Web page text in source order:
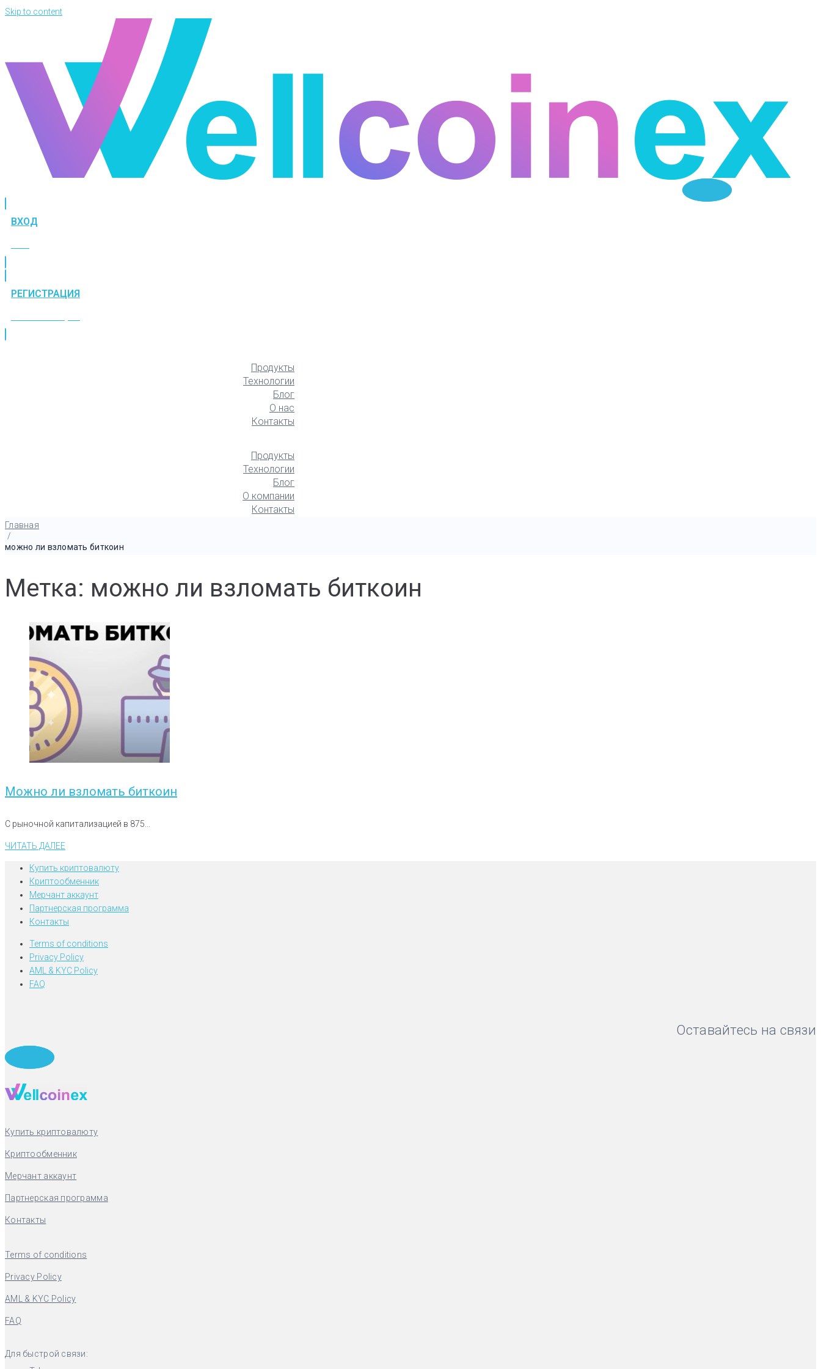
Skip to content
ВХОД
РЕГИСТРАЦИЯ
Продукты
Технологии
Блог
О нас
Контакты
Продукты
Технологии
Блог
О компании
Контакты
Главная
/
можно ли взломать биткоин
Метка: можно ли взломать биткоин
Можно ли взломать биткоин
С рыночной капитализацией в 875...
ЧИТАТЬ ДАЛЕЕ
Купить криптовалюту
Криптообменник
Мерчант аккаунт
Партнерская программа
Контакты
Terms of conditions
Privacy Policy
AML & KYC Policy
FAQ
Оставайтесь на связи
Купить криптовалюту
Криптообменник
Мерчант аккаунт
Партнерская программа
Контакты
Terms of conditions
Privacy Policy
AML & KYC Policy
FAQ
Для быстрой связи: